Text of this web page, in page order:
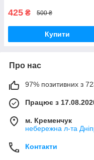
425 ₴ 500 ₴
Купити
Про нас
97% позитивних з
Працює з
м. Кременчук
небережна л-та
Контакти